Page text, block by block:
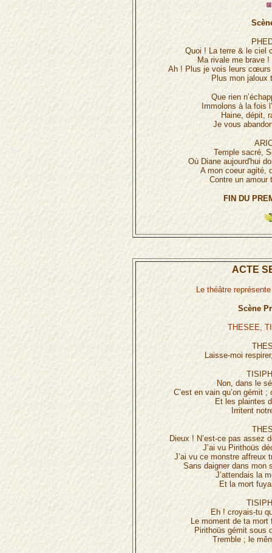
Quoi ! La terre & le ciel
Ma rivale me brave
Ah ! Plus je vois leurs cœurs
Plus mon jaloux
Que rien
Immolons à la fois
Haine, dépit,
Je vous
Temple sacré,
Où Diane aujourd'hui
A mon coeur agité,
Contre un amour
FIN DU
ACTE
Le théâtre
Scène
THESEE,
Laisse-moi
Non, dans le
C’est en vain qu’on gémit ;
Et les plaintes
Irritent
Dieux ! N’est-ce pas assez
J’ai vu Pirithoüs
J’ai vu ce monstre affreux
Sans daigner dans mon
J’attendais la
Et la mort
Eh ! croyais-tu
Le moment de ta
Pirithoüs gémit sous
Tremble ; le